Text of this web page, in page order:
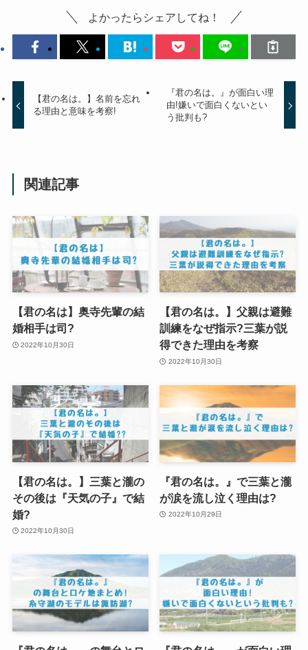
よかったらシェアしてね！
【君の名は。】名前を忘れ
る理由と意味を考察!
『君の名は。』が面白い理
由!嫌いで面白くないとい
う批判も?
関連記事
【君の名は】奥寺先輩の結
婚相手は司?
2022年10月30日
【君の名は。】父親は避難
訓練をなぜ指示?三葉が説
得できた理由を考察
2022年10月30日
【君の名は。】三葉と瀧の
その後は『天気の子』で結
婚?
2022年10月30日
『君の名は。』で三葉と瀧
が涙を流し泣く理由は?
2022年10月29日